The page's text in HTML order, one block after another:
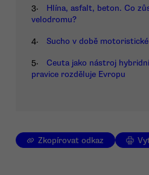
3.
Hlína, asfalt, beton. Co
velodromu?
4. Sucho v době motoristické
5.
Ceuta jako nástroj
pravice rozděluje Evropu
Zkopírovat odkaz